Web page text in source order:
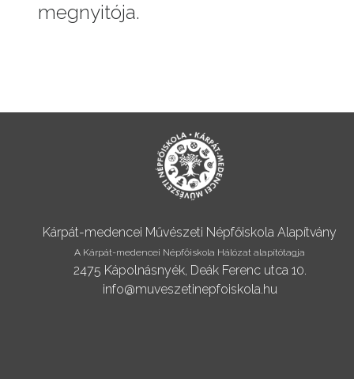
megnyitója.
Kárpát-medencei Művészeti Népfőiskola Alapítvány
A Kárpát-medencei Népfőiskola Hálózat alapítótagja
2475 Kápolnásnyék, Deák Ferenc utca 10.
info@muveszetinepfoiskola.hu